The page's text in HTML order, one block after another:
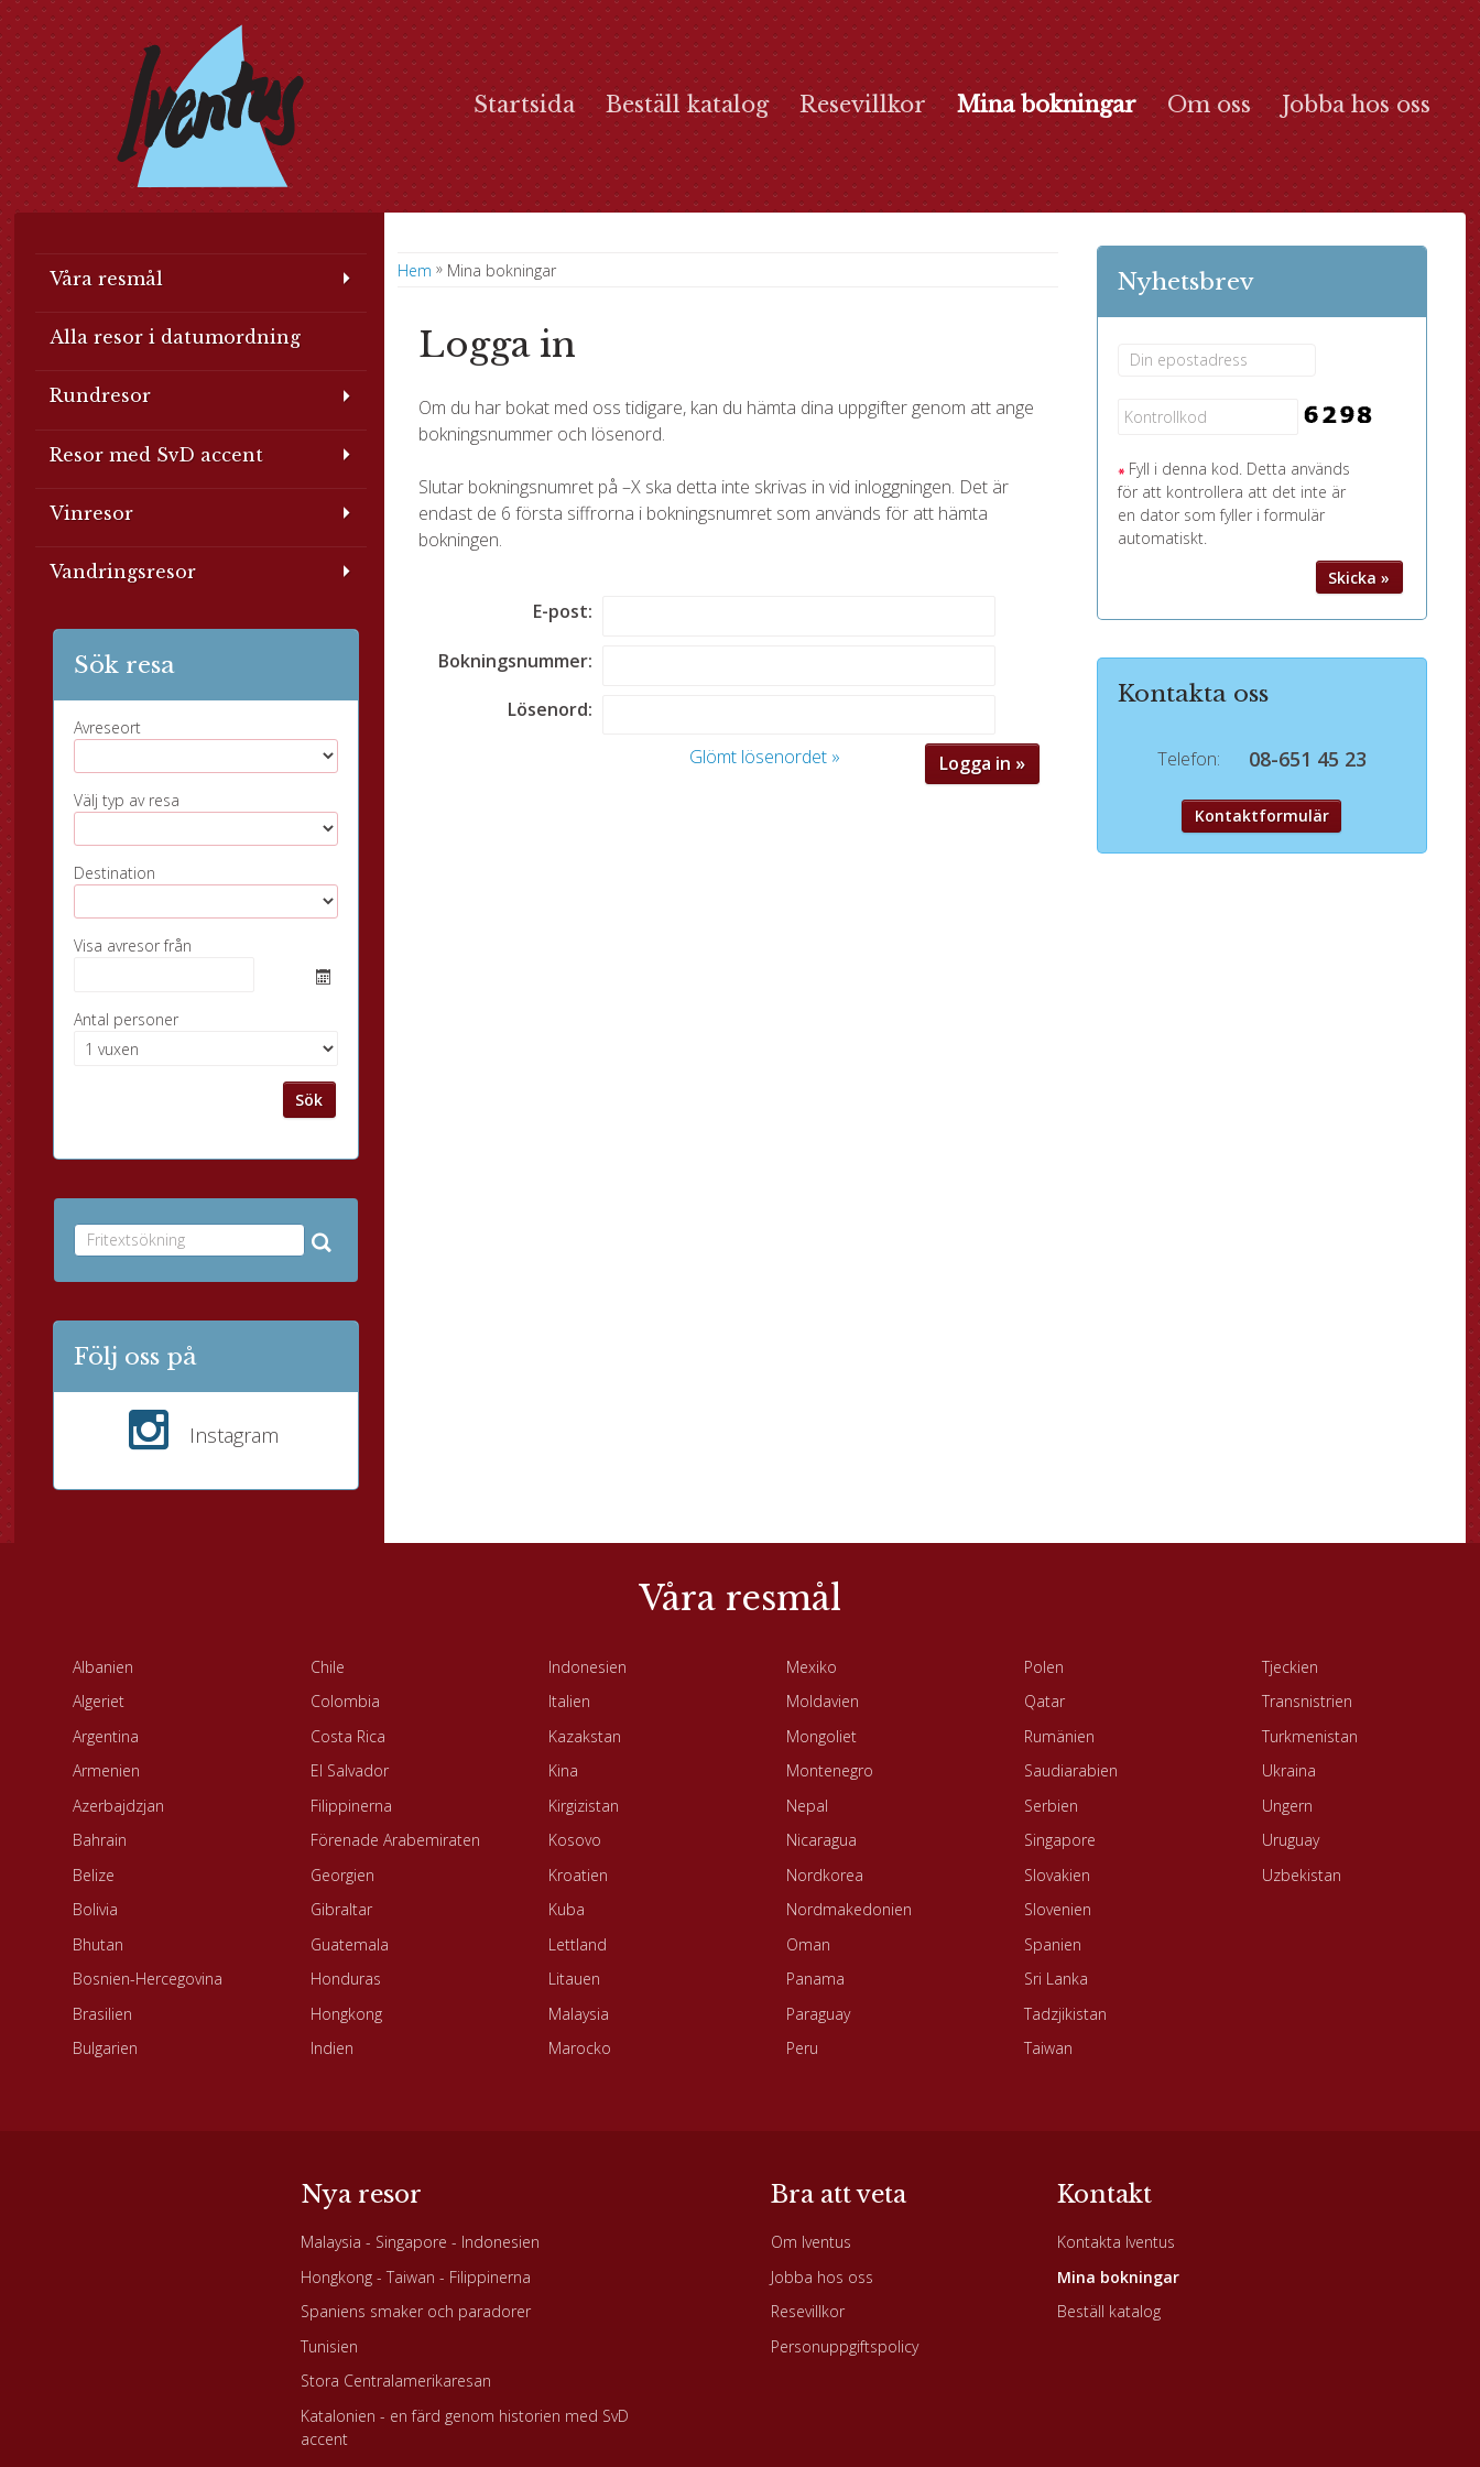
Startsida Beställ katalog Resevillkor Mina bokningar Om oss Jobba hos oss
Hem » Mina bokningar
Logga in
Om du har bokat med oss tidigare, kan du hämta dina uppgifter genom att ange
bokningsnummer och lösenord.
Slutar bokningsnumret på –X ska detta inte skrivas in vid inloggningen. Det är
endast de 6 första siffrorna i bokningsnumret som används för att hämta
bokningen.
E-post:
Bokningsnummer:
Lösenord:
Glömt lösenordet »
Nyhetsbrev
Fyll i denna kod. Detta används
för att kontrollera att det inte är
en dator som fyller i formulär
automatiskt.
Kontakta oss
Telefon: 08-651 45 23
Kontaktformulär
Våra resmål
Alla resor i datumordning
Rundresor
Resor med SvD accent
Vinresor
Vandringsresor
Sök resa
Avreseort
Välj typ av resa
Destination
Visa avresor från
Antal personer
Sök
Följ oss på
Instagram
Våra resmål
Albanien
Algeriet
Argentina
Armenien
Azerbajdzjan
Bahrain
Belize
Bolivia
Bhutan
Bosnien-Hercegovina
Brasilien
Bulgarien
Chile
Colombia
Costa Rica
El Salvador
Filippinerna
Förenade Arabemiraten
Georgien
Gibraltar
Guatemala
Honduras
Hongkong
Indien
Indonesien
Italien
Kazakstan
Kina
Kirgizistan
Kosovo
Kroatien
Kuba
Lettland
Litauen
Malaysia
Marocko
Mexiko
Moldavien
Mongoliet
Montenegro
Nepal
Nicaragua
Nordkorea
Nordmakedonien
Oman
Panama
Paraguay
Peru
Polen
Qatar
Rumänien
Saudiarabien
Serbien
Singapore
Slovakien
Slovenien
Spanien
Sri Lanka
Tadzjikistan
Taiwan
Tjeckien
Transnistrien
Turkmenistan
Ukraina
Ungern
Uruguay
Uzbekistan
Nya resor
Malaysia - Singapore - Indonesien
Hongkong - Taiwan - Filippinerna
Spaniens smaker och paradorer
Tunisien
Stora Centralamerikaresan
Katalonien - en färd genom historien med SvD
accent
Bra att veta
Om Iventus
Jobba hos oss
Resevillkor
Personuppgiftspolicy
Kontakt
Kontakta Iventus
Mina bokningar
Beställ katalog